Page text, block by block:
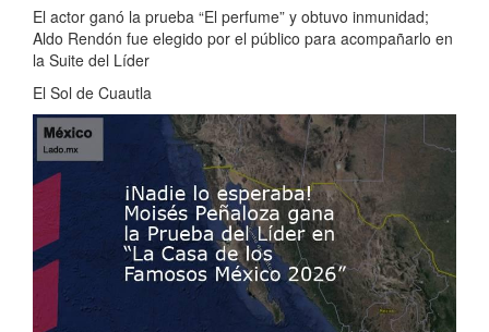
El actor ganó la prueba “El perfume” y obtuvo inmunidad;
Aldo Rendón fue elegido por el público para acompañarlo en
la Suite del Líder
El Sol de Cuautla